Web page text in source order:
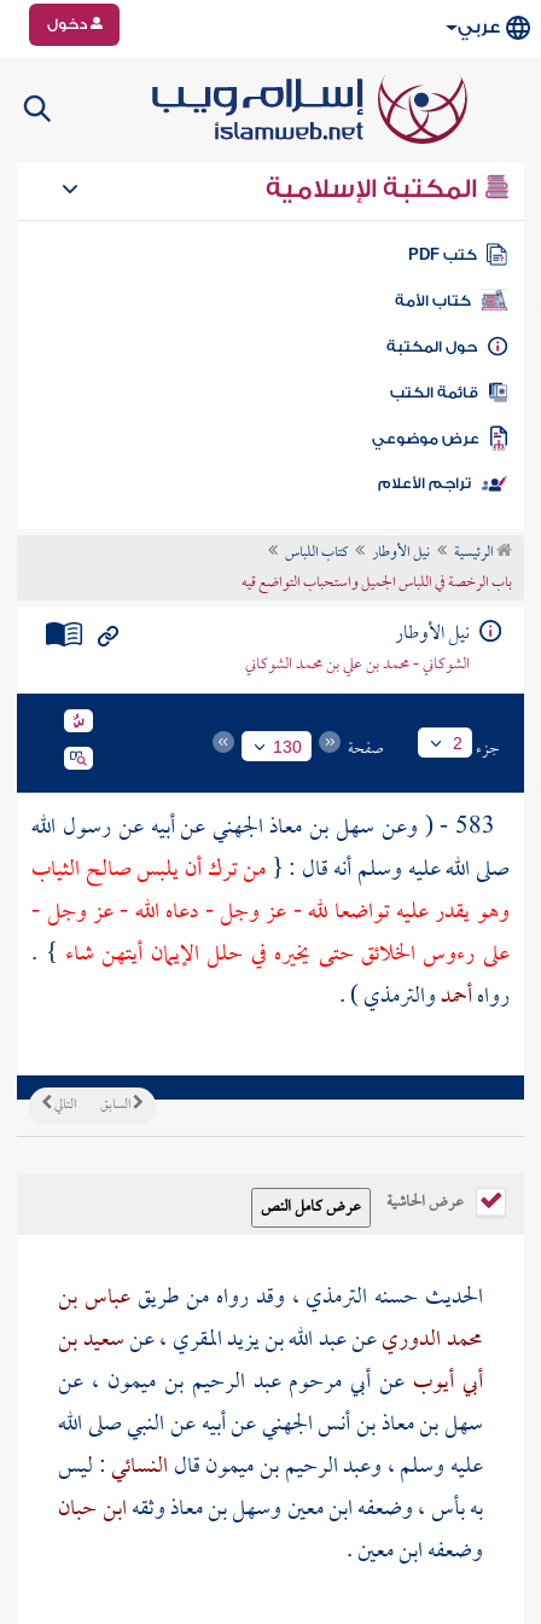
عربي دخول
المكتبة الإسلامية
كتب PDF
كتاب الأمة
المكتبة
الكتب
موضوعي
تراجم الأعلام
الرئيسية نيل الأوطار
كتاب اللباس
باب الرخصة في اللباس الجميل واستحباب التواضع قيه
نيل الأوطار
الشوكاني - محمد بن علي بن محمد الشوكاني
جزء 2 صفحة 130
سهل بن معاذ الجهنيعن أبيه عن رسول الله
صلى الله عليه وسلم أنه قال : {من ترك أن يلبس صالح الثياب
وهو يقدر عليه تواضعا لله - عز وجل - دعاه الله - عز وجل -
على رءوس الخلائق حتى يخيره في حلل الإيمان أيتهن شاء } .
رواهأحمدوالترمذي) .
التالي السابق
عرض الحاشية
الحديث حسنه الترمذي، وقد رواه من طريقعباس بن
محمد الدوريعنعبد الله بن يزيد المقري، عنسعيد بن
أبي أيوب عنأبي مرحوم عبد الرحيم بن ميمون ، عن
سهل بن معاذ بن أنس الجهنيعن أبيه عن النبي صلى الله
عليه وسلم ،وعبد الرحيم بن ميمونقالالنسائي: ليس
به بأس ، وضعفهابن معينوسهل بن معاذوثقهابن حبان
وضعفهابن معين.